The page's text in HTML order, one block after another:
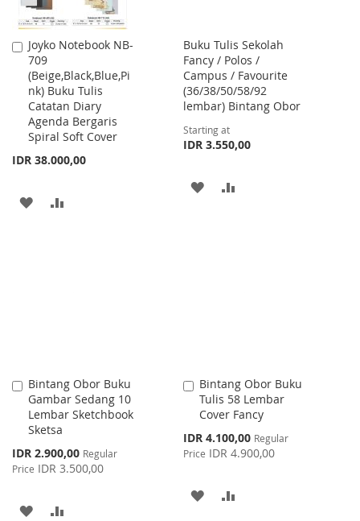
Joyko Notebook NB-
709
(Beige,Black,Blue,Pi
nk) Buku Tulis
Catatan Diary
Agenda Bergaris
Spiral Soft Cover
IDR 38.000,00
Add
to
Cart
ADD
Buku Tulis Sekolah
Fancy / Polos /
Campus / Favourite
(36/38/50/58/92
lembar) Bintang Obor
Starting at
IDR 3.550,00
ADD
Bintang Obor Buku
Gambar Sedang 10
Lembar Sketchbook
Sketsa
Special
Price
IDR 2.900,00 Regular
Price IDR 3.500,00
Add
to
Cart
ADD
Bintang Obor Buku
Tulis 58 Lembar
Cover Fancy
Special
Price
IDR 4.100,00 Regular
Price IDR 4.900,00
Add
to
Cart
ADD